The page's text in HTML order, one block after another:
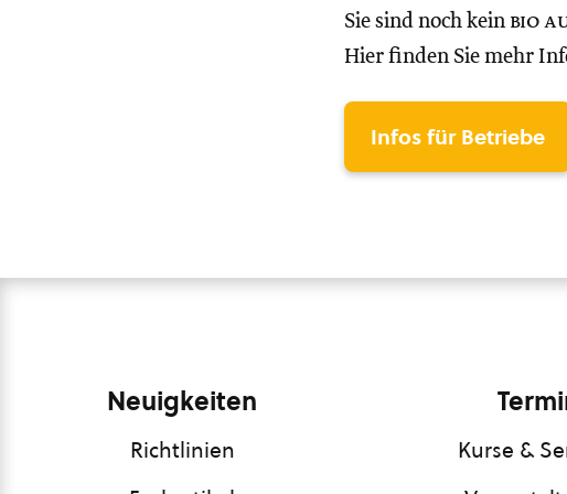
Sie sind noch kein bio
Hier finden Sie mehr
Infos für Betriebe
Neuigkeiten
Richtlinien
Kurse &